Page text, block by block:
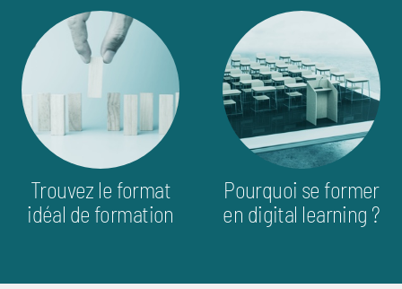
image
Trouvez le format
idéal de formation
image
Pourquoi se former
en digital learning ?